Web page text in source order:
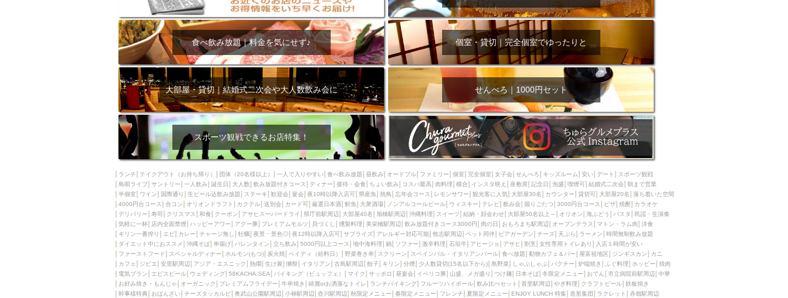
大部屋50名以上～
オリオン 海ぶどう 民謡・生演奏 気軽に一杯
店内全面禁煙
ハッピーアワー
アグー豚 プレミアムモルツ 貝づくし 燻製料理
美栄橋駅周辺
飲み放題付きコース3000円
肉の日 おもろまち駅周辺 オープンテラス マトン・ラム肉
洋食
キリン一番搾り
エビ カレー チャージ無し 牡蠣 夜景・景色◎ 夜12時以降入店可
サプライズ
アレルギー対応可能
牧志駅周辺 ペット同伴 ビアガーデン 天ぷら
時間無制飲み放題
ダイエット中におススメ
沖縄そば 串揚げ バレンタイン 立ち飲み 5000円以上コース 地中海料理
鍋
ソファー
激辛料理 石垣牛 アヒージョ アサヒ 割烹 女性専用トイレあり
入店１時間が安い
ファーストフード
スペシャルディナー ホルモン(もつ) 炭火焼 ペイディ（給料日）
野菜巻き串
スクリーン
スペインバル・イタリアンバール 食べ放題 動物カフェ＆バー 屋富祖地区
ジンギスカン
カニ
カフェ ジビエ 安里駅周辺 アジア・エスニック 熱燗 生け簀 獺祭 イタリアン
古島駅周辺
分煙 少人数貸切(15名以下から) しゃぶしゃぶ パクチー 炉端焼き
ふぐ料理
ホッピー
焼肉 電気ブラン エビスビール ウェディング 58KACHA-SEA
バイキング（ビュッフェ）
マイク
サッポロ 昼宴会 イベリコ豚 山盛、メガ盛り つけ麺 日本そば 冬限定メニュー
おでん
市立病院前駅周辺
中華 お好み焼き・もんじゃ オーガニック プレミアムフライデー
牛串焼き
綺麗orお洒落なトイレ
ランチバイキング フルーツハイボール 飲み比べセット 首里駅周辺
やぎ料理
クラフトビール
鉄板焼き 幹事様特典 おばんざい チーズタッカルビ 奥武山公園駅周辺
小禄駅周辺
壺川駅周辺
秋限定メニュー 春限定メニュー フレンチ 夏限定メニュー ENJOY LUNCH 特集
造形集団
ラクレット
赤嶺駅周辺 シードル 那覇空港駅周辺 儀保駅周辺
食べ飲み放題｜料金を気にせず♪ 個室・貸切｜完全個室でゆったりと
大部屋・貸切｜結婚式二次会や大人数飲み会に せんべろ｜1000円セット
スポーツ観戦できるお店特集！
ランチ テイクアウト（お持ち帰り） 団体（20名様以上） 一人で入りやすい 食べ飲み放題 昼飲み オードブル ファミリー 個室 完全個室 女子会 せんべろ キッズルーム 安い デート
スポーツ観戦
島唄ライブ サントリー 一人飲み 誕生日 大人数 飲み放題付きコース ディナー 接待・会食 ちょい飲み コスパ最高 肉料理 模合 インスタ映え 座敷席 記念日 泡盛 喫煙可 結婚式二次会 朝まで営業
半個室
ワイン 国際通り 生ビール込飲み放題 ステーキ 歓迎会 宴会 夜10時以降入店可 県産魚 焼鳥 忘年会コース レモンサワー 観光客に人気 大部屋30名 カウンター 貸切可 大部屋20名
落ち着いた空間
4000円台コース
合コン オリオンドラフト カクテル 送別会 カード可 厳選日本酒 鮮魚 大衆酒場 ノンアルコールビール ウィスキー テレビ 飲み会 掘りごたつ 3000円台コース ピザ 焼酎
カラオケ
デリバリー
寿司 クリスマス 和食 クーポン アサヒスーパードライ 県庁前駅周辺 大部屋40名 旭橋駅周辺 沖縄料理 スイーツ 結納・顔会わせ 大部屋50名以上～ オリオン 海ぶどう パスタ
民謡・生演奏
気軽に一杯
店内全面禁煙 ハッピーアワー アグー豚 プレミアムモルツ 貝づくし 燻製料理 美栄橋駅周辺 飲み放題付きコース3000円 肉の日 おもろまち駅周辺 オープンテラス マトン・ラム肉
洋食
キリン一番搾り
エビ カレー チャージ無し 牡蠣 夜景・景色◎ 夜12時以降入店可 サプライズ アレルギー対応可能 牧志駅周辺 ペット同伴 ビアガーデン チーズ 天ぷら ラーメン
時間無制飲み放題
ダイエット中におススメ
沖縄そば 串揚げ バレンタイン 立ち飲み 5000円以上コース 地中海料理 鍋 ソファー 激辛料理 石垣牛 アヒージョ アサヒ 割烹 女性専用トイレあり
入店１時間が安い
ファーストフード
スペシャルディナー ホルモン(もつ) 炭火焼 ペイディ（給料日） 野菜巻き串 スクリーン スペインバル・イタリアンバール 食べ放題 動物カフェ＆バー 屋富祖地区 ジンギスカン
カニ
カフェ
ジビエ 安里駅周辺 アジア・エスニック 熱燗 生け簀 獺祭 イタリアン 古島駅周辺 餃子 キリン 分煙 少人数貸切(15名以下から) 島野菜 しゃぶしゃぶ パクチー 炉端焼き ふぐ料理 ホッピー
焼肉
電気ブラン
エビスビール ウェディング 58KACHA-SEA バイキング（ビュッフェ） マイク サッポロ 昼宴会 イベリコ豚 山盛、メガ盛り つけ麺 日本そば 冬限定メニュー おでん 市立病院前駅周辺
中華
お好み焼き・もんじゃ
オーガニック プレミアムフライデー 牛串焼き 綺麗orお洒落なトイレ ランチバイキング フルーツハイボール 飲み比べセット 首里駅周辺 やぎ料理 クラフトビール 鉄板焼き
幹事様特典
おばんざい チーズタッカルビ 奥武山公園駅周辺 小禄駅周辺 壺川駅周辺 秋限定メニュー 春限定メニュー フレンチ 夏限定メニュー ENJOY LUNCH 特集 造形集団 ラクレット 赤嶺駅周辺